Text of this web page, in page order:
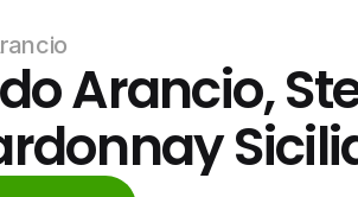
Arancio,